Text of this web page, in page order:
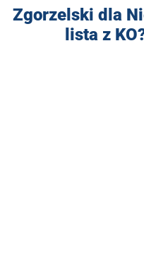
Zgorzelski dla
lista z